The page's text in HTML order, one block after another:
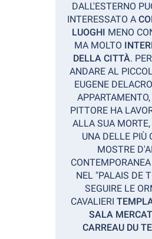
DALL'ESTERNO
INTERESSATO A
LUOGHI MENO
MA MOLTO
DELLA CITTÀ.
ANDARE AL
EUGENE
PITTORE HA
ALLA SUA
UNA DELLE PIÙ
MOSTRE
NEL "PALAIS DE
SEGUIRE LE
CAVALIERI
SALA
CARREAU DU